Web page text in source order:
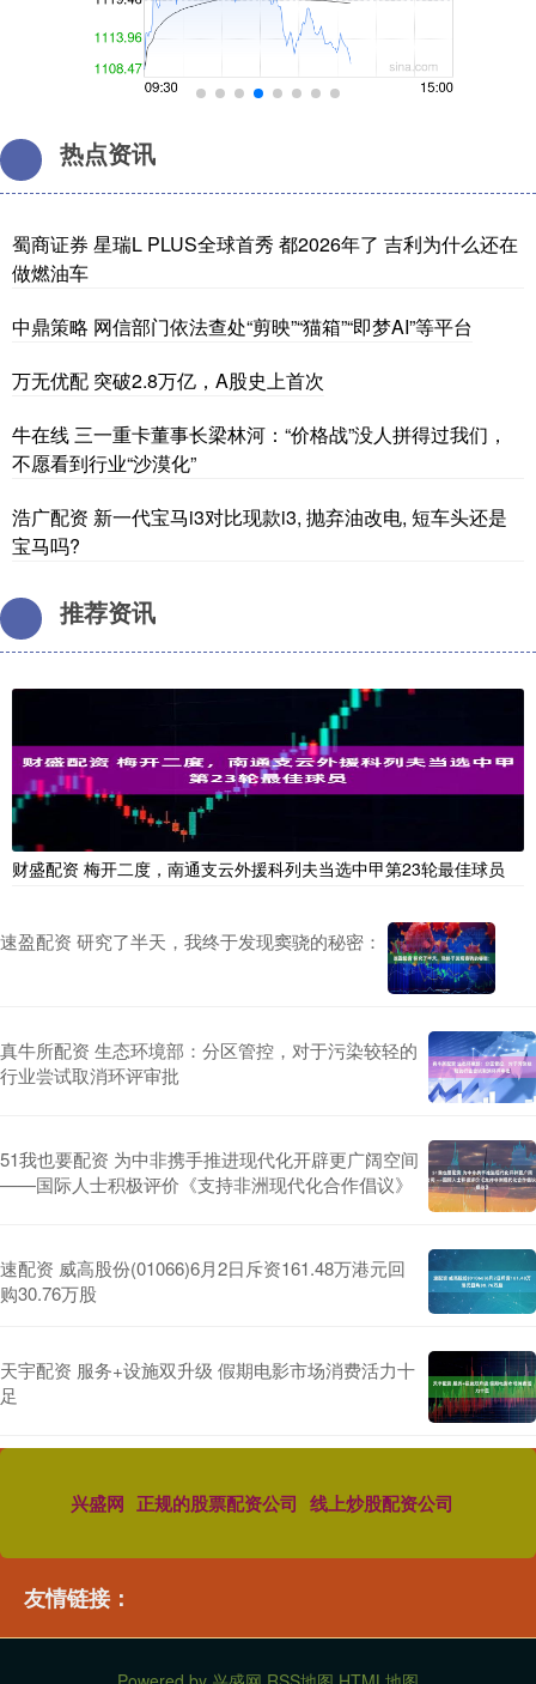
热点资讯
蜀商证券 星瑞L PLUS全球首秀 都2026年了 吉利为什么还在
做燃油车
中鼎策略 网信部门依法查处“剪映”“猫箱”“即梦AI”等平台
万无优配 突破2.8万亿，A股史上首次
牛在线 三一重卡董事长梁林河：“价格战”没人拼得过我们，
不愿看到行业“沙漠化”
浩广配资 新一代宝马i3对比现款i3, 抛弃油改电, 短车头还是
宝马吗?
推荐资讯
财盛配资 梅开二度，南通支云外援科列夫当选中甲第23轮最佳球员
速盈配资 研究了半天，我终于发现窦骁的秘密：
真牛所配资 生态环境部：分区管控，对于污染较轻的
行业尝试取消环评审批
51我也要配资 为中非携手推进现代化开辟更广阔空间
——国际人士积极评价《支持非洲现代化合作倡议》
速配资 威高股份(01066)6月2日斥资161.48万港元回
购30.76万股
天宇配资 服务+设施双升级 假期电影市场消费活力十
足
兴盛网 正规的股票配资公司 线上炒股配资公司
友情链接：